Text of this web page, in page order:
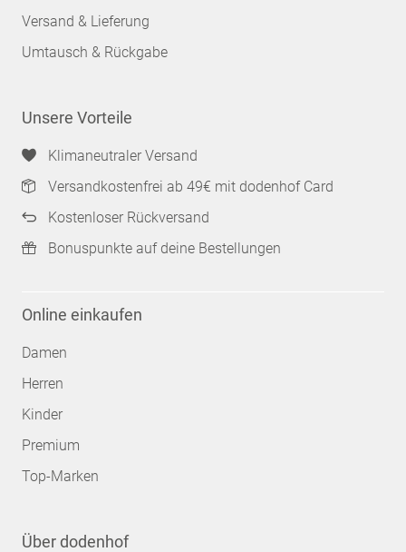
Versand & Lieferung
Umtausch & Rückgabe
Unsere Vorteile
Klimaneutraler Versand
Versandkostenfrei ab 49€ mit dodenhof Card
Kostenloser Rückversand
Bonuspunkte auf deine Bestellungen
Online einkaufen
Damen
Herren
Kinder
Premium
Top-Marken
Über dodenhof